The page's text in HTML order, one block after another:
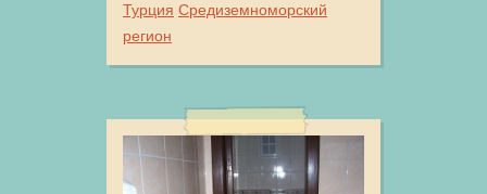
Турция Средиземноморский
регион